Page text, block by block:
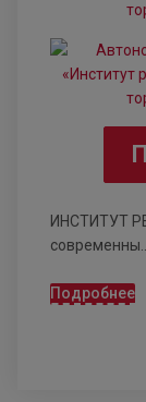
ИНСТИТУТ
современны...
Подробнее